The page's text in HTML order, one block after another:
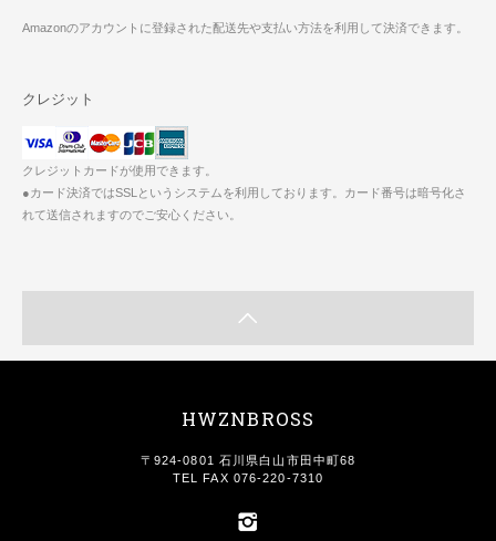
Amazonのアカウントに登録された配送先や支払い方法を利用して決済できます。
クレジット
クレジットカードが使用できます。
●カード決済ではSSLというシステムを利用しております。カード番号は暗号化さ
れて送信されますのでご安心ください。
HWZNBROSS
〒924-0801 石川県白山市田中町68
TEL FAX 076-220-7310